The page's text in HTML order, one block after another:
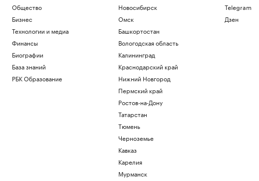
Общество
Бизнес
Технологии и медиа
Финансы
Биографии
База знаний
РБК Образование
Новосибирск
Омск
Башкортостан
Вологодская область
Калининград
Краснодарский край
Нижний Новгород
Пермский край
Ростов-на-Дону
Татарстан
Тюмень
Черноземье
Кавказ
Карелия
Мурманск
Telegram
Дзен